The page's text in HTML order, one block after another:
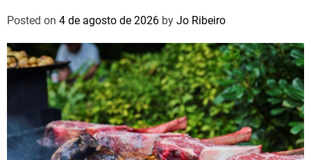
Posted on 4 de agosto de 2026 by Jo Ribeiro